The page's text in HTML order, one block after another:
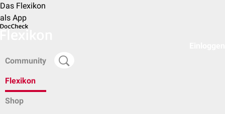
Das Flexikon
als App
Community
Flexikon
Shop